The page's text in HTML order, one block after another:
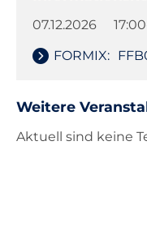
07.12.2026
FORMIX:
Weitere
Aktuell sind keine